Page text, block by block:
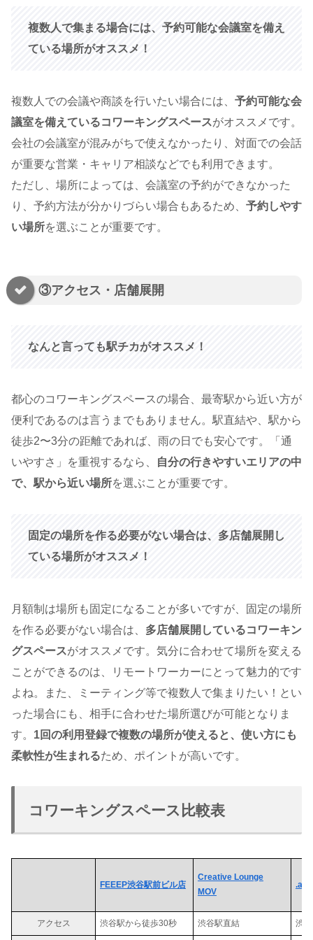
複数人で集まる場合には、予約可能な会議室を備え
ている場所がオススメ！
複数人での会議や商談を行いたい場合には、 予約可能な会
議室を備えているコワーキングスペースがオススメです。
会社の会議室が混みがちで使えなかったり、対面での会話
が重要な営業・キャリア相談などでも利用できます。
ただし、場所によっては、会議室の予約ができなかった
り、予約方法が分かりづらい場合もあるため、 予約しやす
い場所を選ぶことが重要です。
③アクセス・店舗展開
なんと言っても駅チカがオススメ！
都心のコワーキングスペースの場合、最寄駅から近い方が
便利であるのは言うまでもありません。駅直結や、駅から
徒歩2〜3分の距離であれば、雨の日でも安心です。「通
いやすさ」を重視するなら、
自分の行きやすいエリアの中
で、駅から近い場所を選ぶことが重要です。
固定の場所を作る必要がない場合は、多店舗展開し
ている場所がオススメ！
月額制は場所も固定になることが多いですが、固定の場所
を作る必要がない場合は、 多店舗展開しているコワーキン
グスペースがオススメです。気分に合わせて場所を変える
ことができるのは、リモートワーカーにとって魅力的です
よね。また、ミーティング等で複数人で集まりたい！とい
った場合にも、相手に合わせた場所選びが可能となりま
す。 1回の利用登録で複数の場所が使えると、使い方にも
柔軟性が生まれるため、ポイントが高いです。
コワーキングスペース比較表
FEEEP渋谷駅前ビル店
Creative Lounge
MOV
アクセス 渋谷駅から徒歩30秒 渋谷駅直結 渋